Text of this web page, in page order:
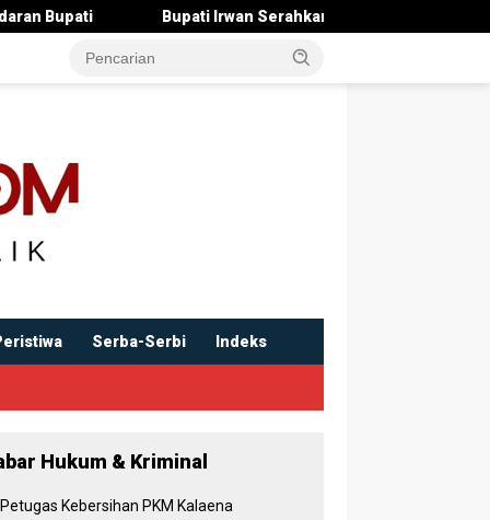
Bupati Irwan Serahkan Rancangan KUA-PPAS 2027 ,
Serba-Serbi Indeks
Hukum & Kriminal